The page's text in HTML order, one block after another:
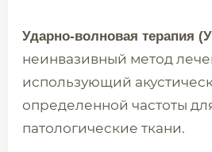
Ударно-волновая терапия
неинвазивный метод
использующий
определенной частоты
патологические ткани.